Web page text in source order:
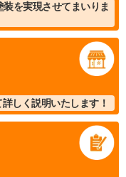
を実現させてまいりま
しく説明いたします！